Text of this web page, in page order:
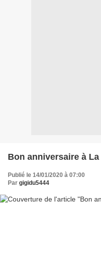
Bon anniversaire à
Publié le 14/01/2020 à 07:00
Par gigidu5444